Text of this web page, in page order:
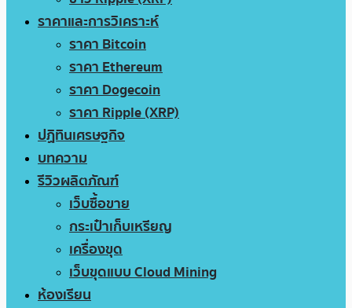
ราคาและการวิเคราะห์
ราคา Bitcoin
ราคา Ethereum
ราคา Dogecoin
ราคา Ripple (XRP)
ปฏิทินเศรษฐกิจ
บทความ
รีวิวผลิตภัณฑ์
เว็บซื้อขาย
กระเป๋าเก็บเหรียญ
เครื่องขุด
เว็บขุดแบบ Cloud Mining
ห้องเรียน